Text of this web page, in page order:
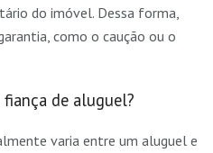
do imóvel. Dessa forma,
como o caução ou o
de aluguel?
varia entre um aluguel e